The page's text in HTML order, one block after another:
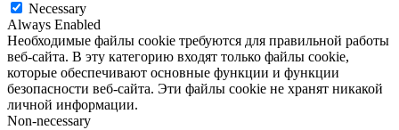
Necessary
Always Enabled
Необходимые файлы cookie требуются для правильной работы
веб-сайта. В эту категорию входят только файлы cookie,
которые обеспечивают основные функции и функции
безопасности веб-сайта. Эти файлы cookie не хранят никакой
личной информации.
Non-necessary